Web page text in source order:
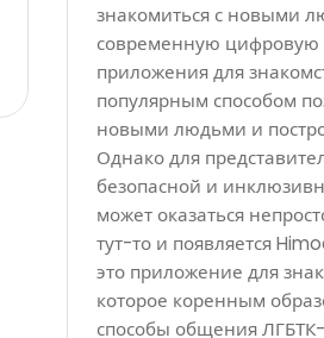
знакомиться с новыми
современную цифровую
приложения для
популярным способом
новыми людьми и
Однако для
безопасной и
может оказаться
тут-то и появляется
это приложение для
которое коренным
способы общения